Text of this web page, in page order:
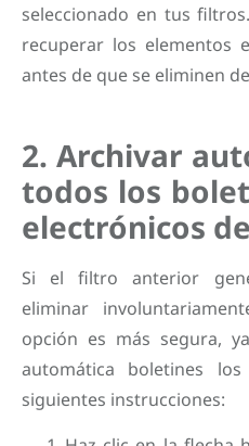
seleccionado en tus
recuperar los elementos
antes de que se eliminen
2. Archivar
todos los
electrónicos
Si el filtro anterior
eliminar
opción es más segura,
automática boletines
siguientes instrucciones: